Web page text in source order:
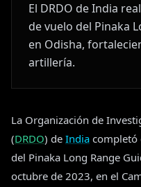
El DRDO de India
de vuelo del Pinaka
en Odisha,
artillería.
La Organización de
(DRDO) de India completó
del Pinaka Long Range
octubre de 2023, en el